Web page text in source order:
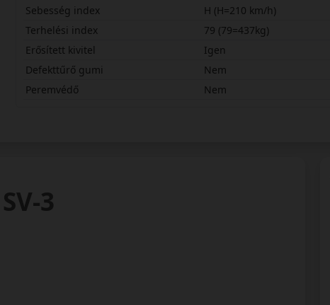
Sebesség index
H (H=210 km/h)
Terhelési index
79 (79=437kg)
Erősített kivitel
Igen
Defekttűrő gumi
Nem
Peremvédő
Nem
3